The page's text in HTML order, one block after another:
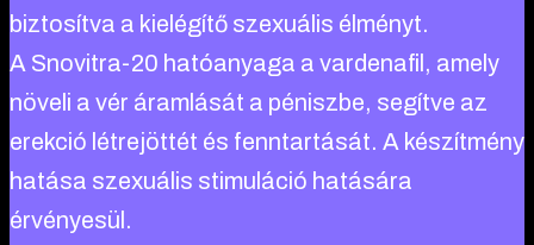
biztosítva a kielégítő szexuális élményt.
A Snovitra-20 hatóanyaga a vardenafil, amely
növeli a vér áramlását a péniszbe, segítve az
erekció létrejöttét és fenntartását. A készítmény
hatása szexuális stimuláció hatására
érvényesül.